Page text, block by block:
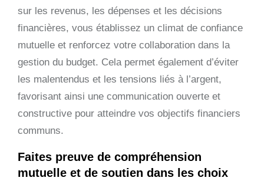
sur les revenus, les dépenses et les décisions
financières, vous établissez un climat de confiance
mutuelle et renforcez votre collaboration dans la
gestion du budget. Cela permet également d’éviter
les malentendus et les tensions liés à l’argent,
favorisant ainsi une communication ouverte et
constructive pour atteindre vos objectifs financiers
communs.
Faites preuve de compréhension
mutuelle et de soutien dans les choix